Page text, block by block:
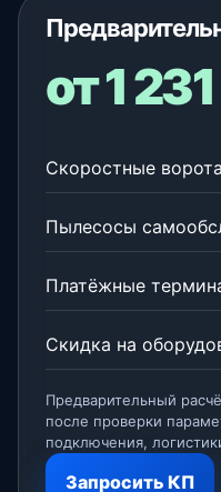
от 1
Скоростные ворота
Пылесосы
Платёжные
Скидка на
Предварительный
после проверки
подключения,
Запросить КП